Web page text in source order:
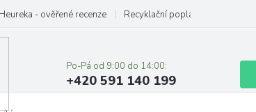
Heureka - ověřené recenze Recyklační poplatky
Po-Pá od 9:00 do 14:00:
+420 591 140 199